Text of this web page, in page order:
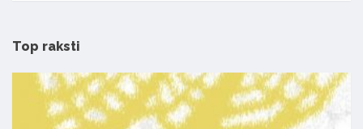
Top raksti